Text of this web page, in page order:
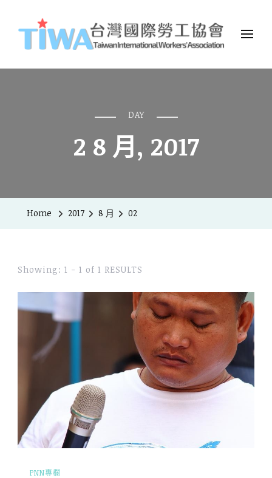
TIWA台灣國際勞工協會
台灣國際勞工協會（Taiwan International Workers
Association，簡稱TIWA），是全台第一個以國際移工為服務對象的
DAY
2 8 月, 2017
Home 2017 8 月 02
Showing: 1 - 1 of 1 RESULTS
PNN專欄